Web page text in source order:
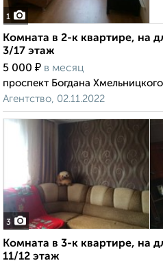
1
Комната в 2-к квартире, на
3/17 этаж
5 000 ₽ в месяц
проспект Богдана
Агентство, 02.11.2022
3
Комната в 3-к квартире, на
11/12 этаж